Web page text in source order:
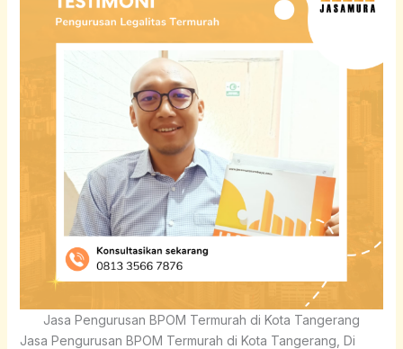
Jasa Pengurusan BPOM Termurah di Kota Tangerang
Jasa Pengurusan BPOM Termurah di Kota Tangerang, Di